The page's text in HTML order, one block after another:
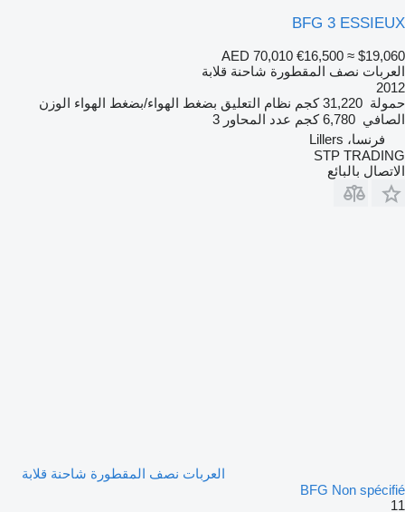
BFG 3 ESSIEUX
AED 70,010 €16,500 ≈ $19,060
العربات نصف المقطورة شاحنة قلابة
2012
حمولة 31,220 كجم نظام التعليق بضغط الهواء/بضغط الهواء الوزن
الصافي 6,780 كجم عدد المحاور 3
فرنسا، Lillers
STP TRADING
الاتصال بالبائع
العربات نصف المقطورة شاحنة قلابة
BFG Non spécifié
11